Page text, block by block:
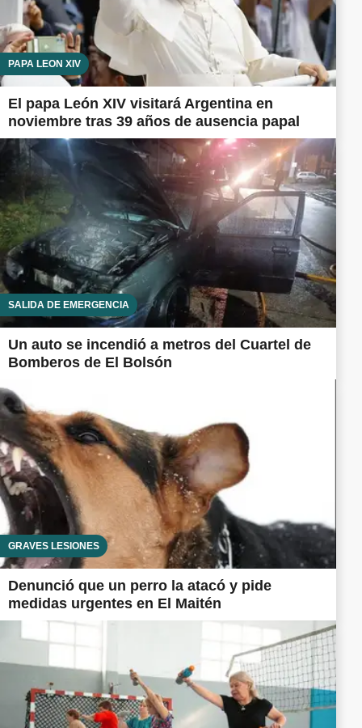
PAPA LEÓN XIV
El papa León XIV visitará Argentina en
noviembre tras 39 años de ausencia papal
SALIDA DE EMERGENCIA
Un auto se incendió a metros del Cuartel de
Bomberos de El Bolsón
GRAVES LESIONES
Denunció que un perro la atacó y pide
medidas urgentes en El Maitén